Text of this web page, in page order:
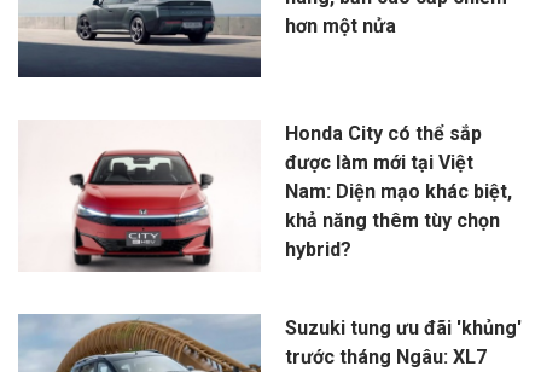
hơn một nửa
Honda City có thể sắp
được làm mới tại Việt
Nam: Diện mạo khác biệt,
khả năng thêm tùy chọn
hybrid?
Suzuki tung ưu đãi 'khủng'
trước tháng Ngâu: XL7